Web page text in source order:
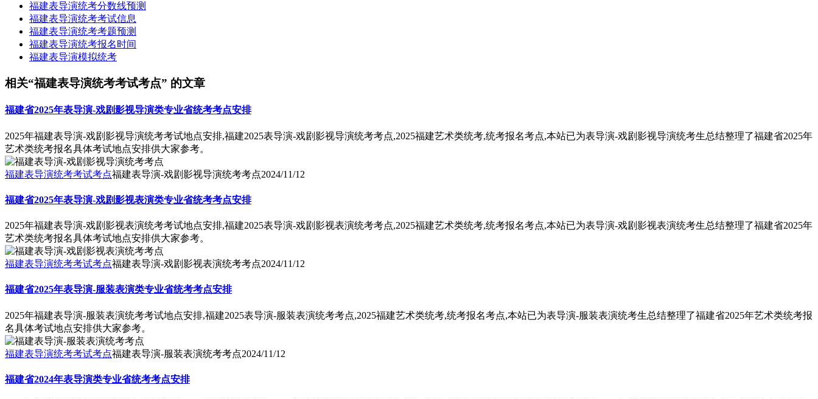
福建表导演统考分数线预测
福建表导演统考考试信息
福建表导演统考考题预测
福建表导演统考报名时间
福建表导演模拟统考
相关“福建表导演统考考试考点” 的文章
福建省2025年表导演-戏剧影视导演类专业省统考考点安排
2025年福建表导演-戏剧影视导演统考考试地点安排,福建2025表导演-戏剧影视导演统考考点,2025福建艺术类统考,统考报名考点,本站已为表导演-戏剧影视导演统考生总结整理了福建省2025年
艺术类统考报名具体考试地点安排供大家参考。
福建表导演统考考试考点福建表导演-戏剧影视导演统考考点2024/11/12
福建省2025年表导演-戏剧影视表演类专业省统考考点安排
2025年福建表导演-戏剧影视表演统考考试地点安排,福建2025表导演-戏剧影视表演统考考点,2025福建艺术类统考,统考报名考点,本站已为表导演-戏剧影视表演统考生总结整理了福建省2025年
艺术类统考报名具体考试地点安排供大家参考。
福建表导演统考考试考点福建表导演-戏剧影视表演统考考点2024/11/12
福建省2025年表导演-服装表演类专业省统考考点安排
2025年福建表导演-服装表演统考考试地点安排,福建2025表导演-服装表演统考考点,2025福建艺术类统考,统考报名考点,本站已为表导演-服装表演统考生总结整理了福建省2025年艺术类统考报
名具体考试地点安排供大家参考。
福建表导演统考考试考点福建表导演-服装表演统考考点2024/11/12
福建省2024年表导演类专业省统考考点安排